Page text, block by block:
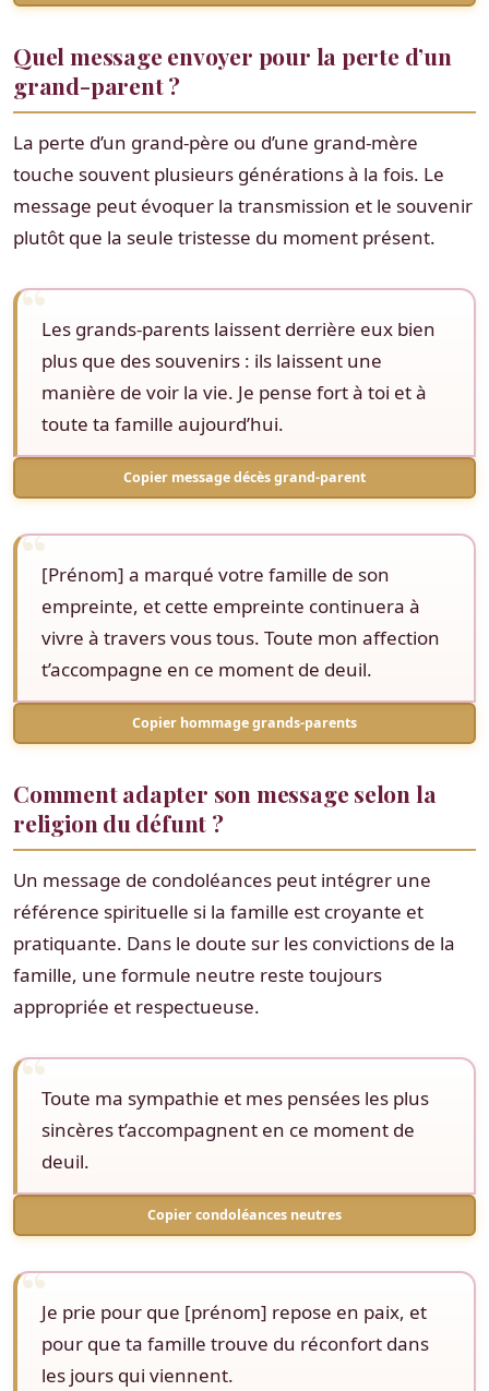
Quel message envoyer pour la perte d’un
grand-parent ?
La perte d’un grand-père ou d’une grand-mère
touche souvent plusieurs générations à la fois. Le
message peut évoquer la transmission et le souvenir
plutôt que la seule tristesse du moment présent.
Les grands-parents laissent derrière eux bien
plus que des souvenirs : ils laissent une
manière de voir la vie. Je pense fort à toi et à
toute ta famille aujourd’hui.
Copier message décès grand-parent
[Prénom] a marqué votre famille de son
empreinte, et cette empreinte continuera à
vivre à travers vous tous. Toute mon affection
t’accompagne en ce moment de deuil.
Copier hommage grands-parents
Comment adapter son message selon la
religion du défunt ?
Un message de condoléances peut intégrer une
référence spirituelle si la famille est croyante et
pratiquante. Dans le doute sur les convictions de la
famille, une formule neutre reste toujours
appropriée et respectueuse.
Toute ma sympathie et mes pensées les plus
sincères t’accompagnent en ce moment de
deuil.
Copier condoléances neutres
Je prie pour que [prénom] repose en paix, et
pour que ta famille trouve du réconfort dans
les jours qui viennent.